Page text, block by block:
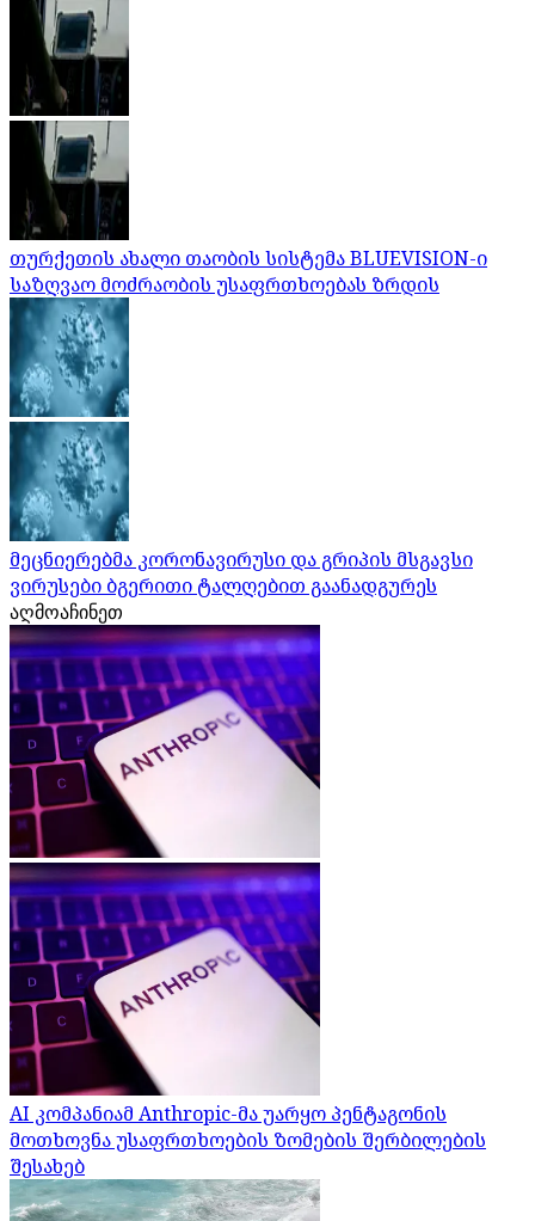
თურქეთის ახალი თაობის სისტემა BLUEVISION-ი
საზღვაო მოძრაობის უსაფრთხოებას ზრდის
მეცნიერებმა კორონავირუსი და გრიპის მსგავსი
ვირუსები ბგერითი ტალღებით გაანადგურეს
აღმოაჩინეთ
AI კომპანიამ Anthropic-მა უარყო პენტაგონის
მოთხოვნა უსაფრთხოების ზომების შერბილების
შესახებ